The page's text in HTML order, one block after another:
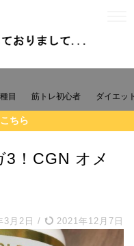
目 筋トレ初心者 ダイエッ
ちら
！CGN オメ
3月2日 / 2021年12月7日